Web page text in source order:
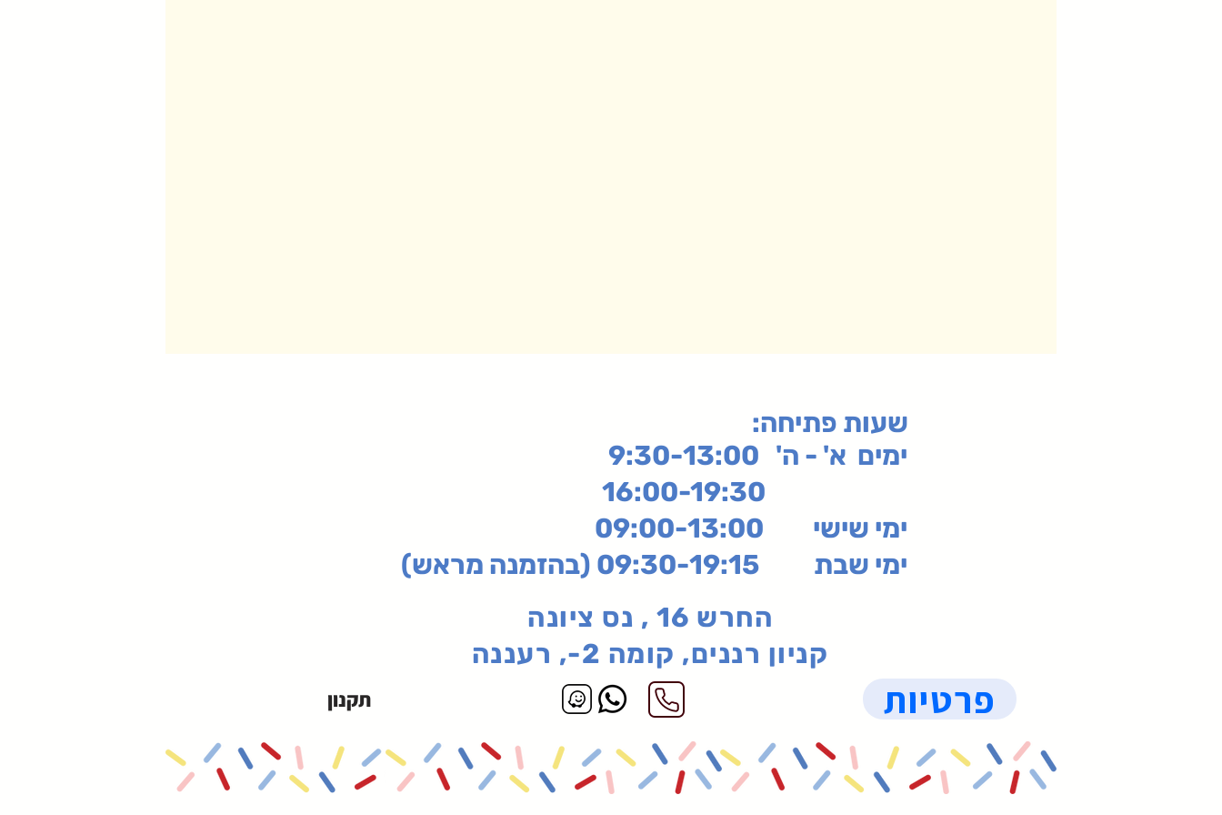
:שעות פתיחה
ימים א' - ה' 9:30-13:00
ימי שישי 09:00-13:00
ימי שבת 09:30-19:15 (בהזמנה מראש)
החרש 16 , נס ציונה
קניון רננים, קומה 2-, רעננה
תקנון פרטיות